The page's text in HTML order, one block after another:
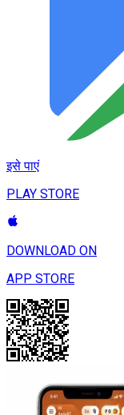
इसे पाएं
PLAY STORE
DOWNLOAD ON
APP STORE